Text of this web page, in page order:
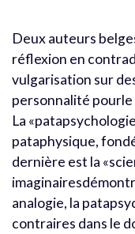
Deux auteurs
réflexion en
vulgarisation sur
personnalité
La
pataphysique,
dernière est la
analogie, la
contraires dans le